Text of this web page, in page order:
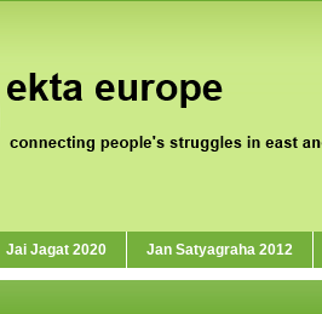
Jai Jagat 2020 Jan Satyagraha 2012